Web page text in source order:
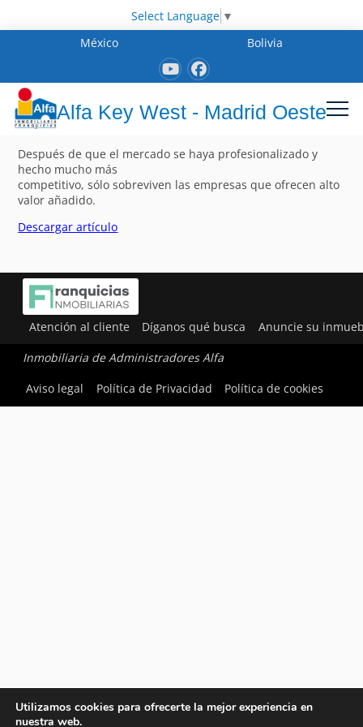
Select Language ▼
México
Bolivia
Alfa Key West - Madrid Oeste
Después de que el mercado se haya profesionalizado y
hecho mucho más
competitivo, sólo sobreviven las empresas que ofrecen alto
valor añadido.
Descargar artículo
Atención al cliente Díganos qué busca Anuncie su
Inmobiliaria de Administradores Alfa
Aviso legal
Política de Privacidad Política de cookies
Utilizamos cookies para ofrecerte la mejor experiencia en
nuestra web.